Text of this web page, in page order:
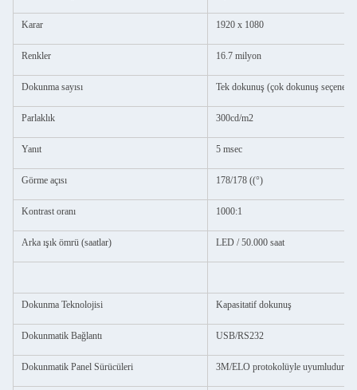
Karar 1920 x 1080
Renkler 16.7 milyon
Dokunma sayısı Tek dokunuş (çok dokunuş seçeneği)
Parlaklık 300cd/m2
Yanıt 5 msec
Görme açısı 178/178 ((°)
Kontrast oranı 1000:1
Arka ışık ömrü (saatlar) LED / 50.000 saat
Dokunma Teknolojisi Kapasitatif dokunuş
Dokunmatik Bağlantı USB/RS232
Dokunmatik Panel Sürücüleri 3M/ELO protokolüyle uyumludur